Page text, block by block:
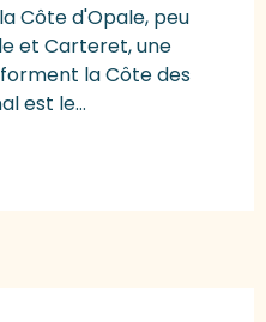
Côte d'Opale, peu
et Carteret, une
la Côte des
est le...